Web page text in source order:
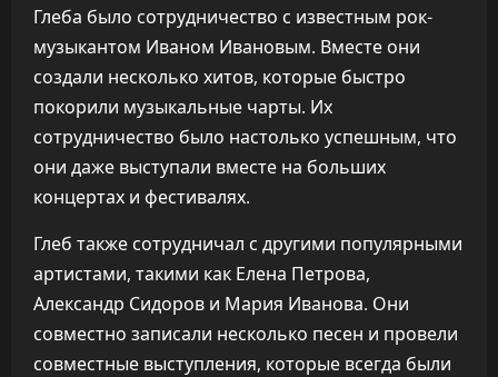
Глеба было сотрудничество с известным рок-
музыкантом Иваном Ивановым. Вместе они
создали несколько хитов, которые быстро
покорили музыкальные чарты. Их
сотрудничество было настолько успешным, что
они даже выступали вместе на больших
концертах и фестивалях.
Глеб также сотрудничал с другими популярными
артистами, такими как Елена Петрова,
Александр Сидоров и Мария Иванова. Они
совместно записали несколько песен и провели
совместные выступления, которые всегда были